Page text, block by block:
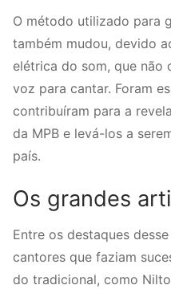
O método utilizado para
também mudou, devido
elétrica do som, que não
voz para cantar. Foram
contribuíram para a
da MPB e levá-los a
país.
Os grandes
Entre os destaques
cantores que faziam
do tradicional, como